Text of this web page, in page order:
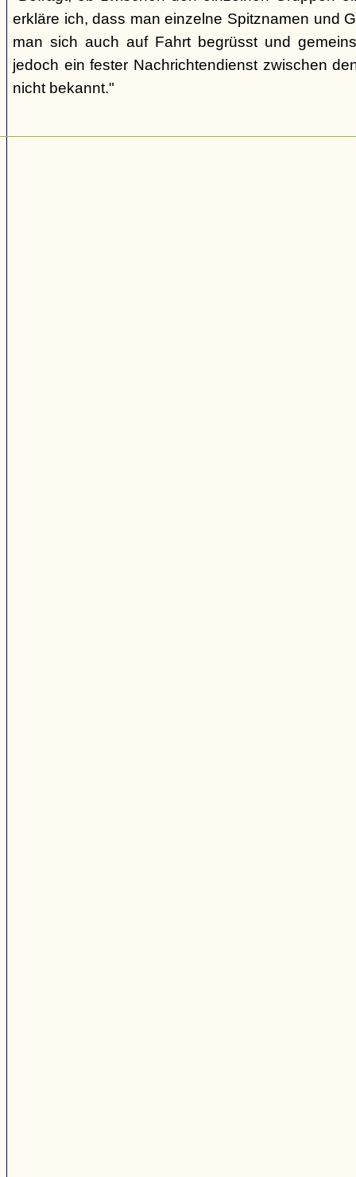
erkläre ich, dass man einzelne Spitznamen und
man sich auch auf Fahrt begrüsst und
jedoch ein fester Nachrichtendienst zwischen
nicht bekannt."